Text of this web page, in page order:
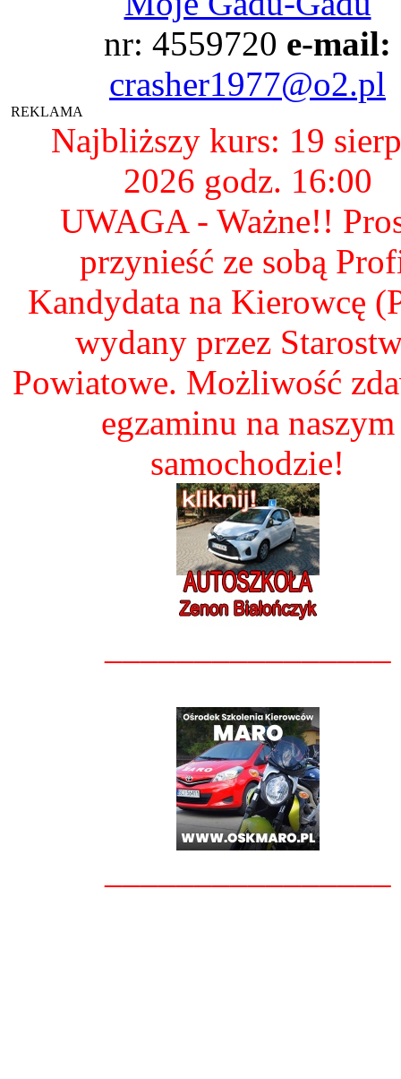
nr: 4559720 e-mail:
crasher1977@o2.pl
REKLAMA
Najbliższy kurs: 19
2026 godz. 16:00
UWAGA - Ważne!!
przynieść ze sobą
Kandydata na Kierowcę
wydany przez
Powiatowe. Możliwość
egzaminu na naszym
samochodzie!